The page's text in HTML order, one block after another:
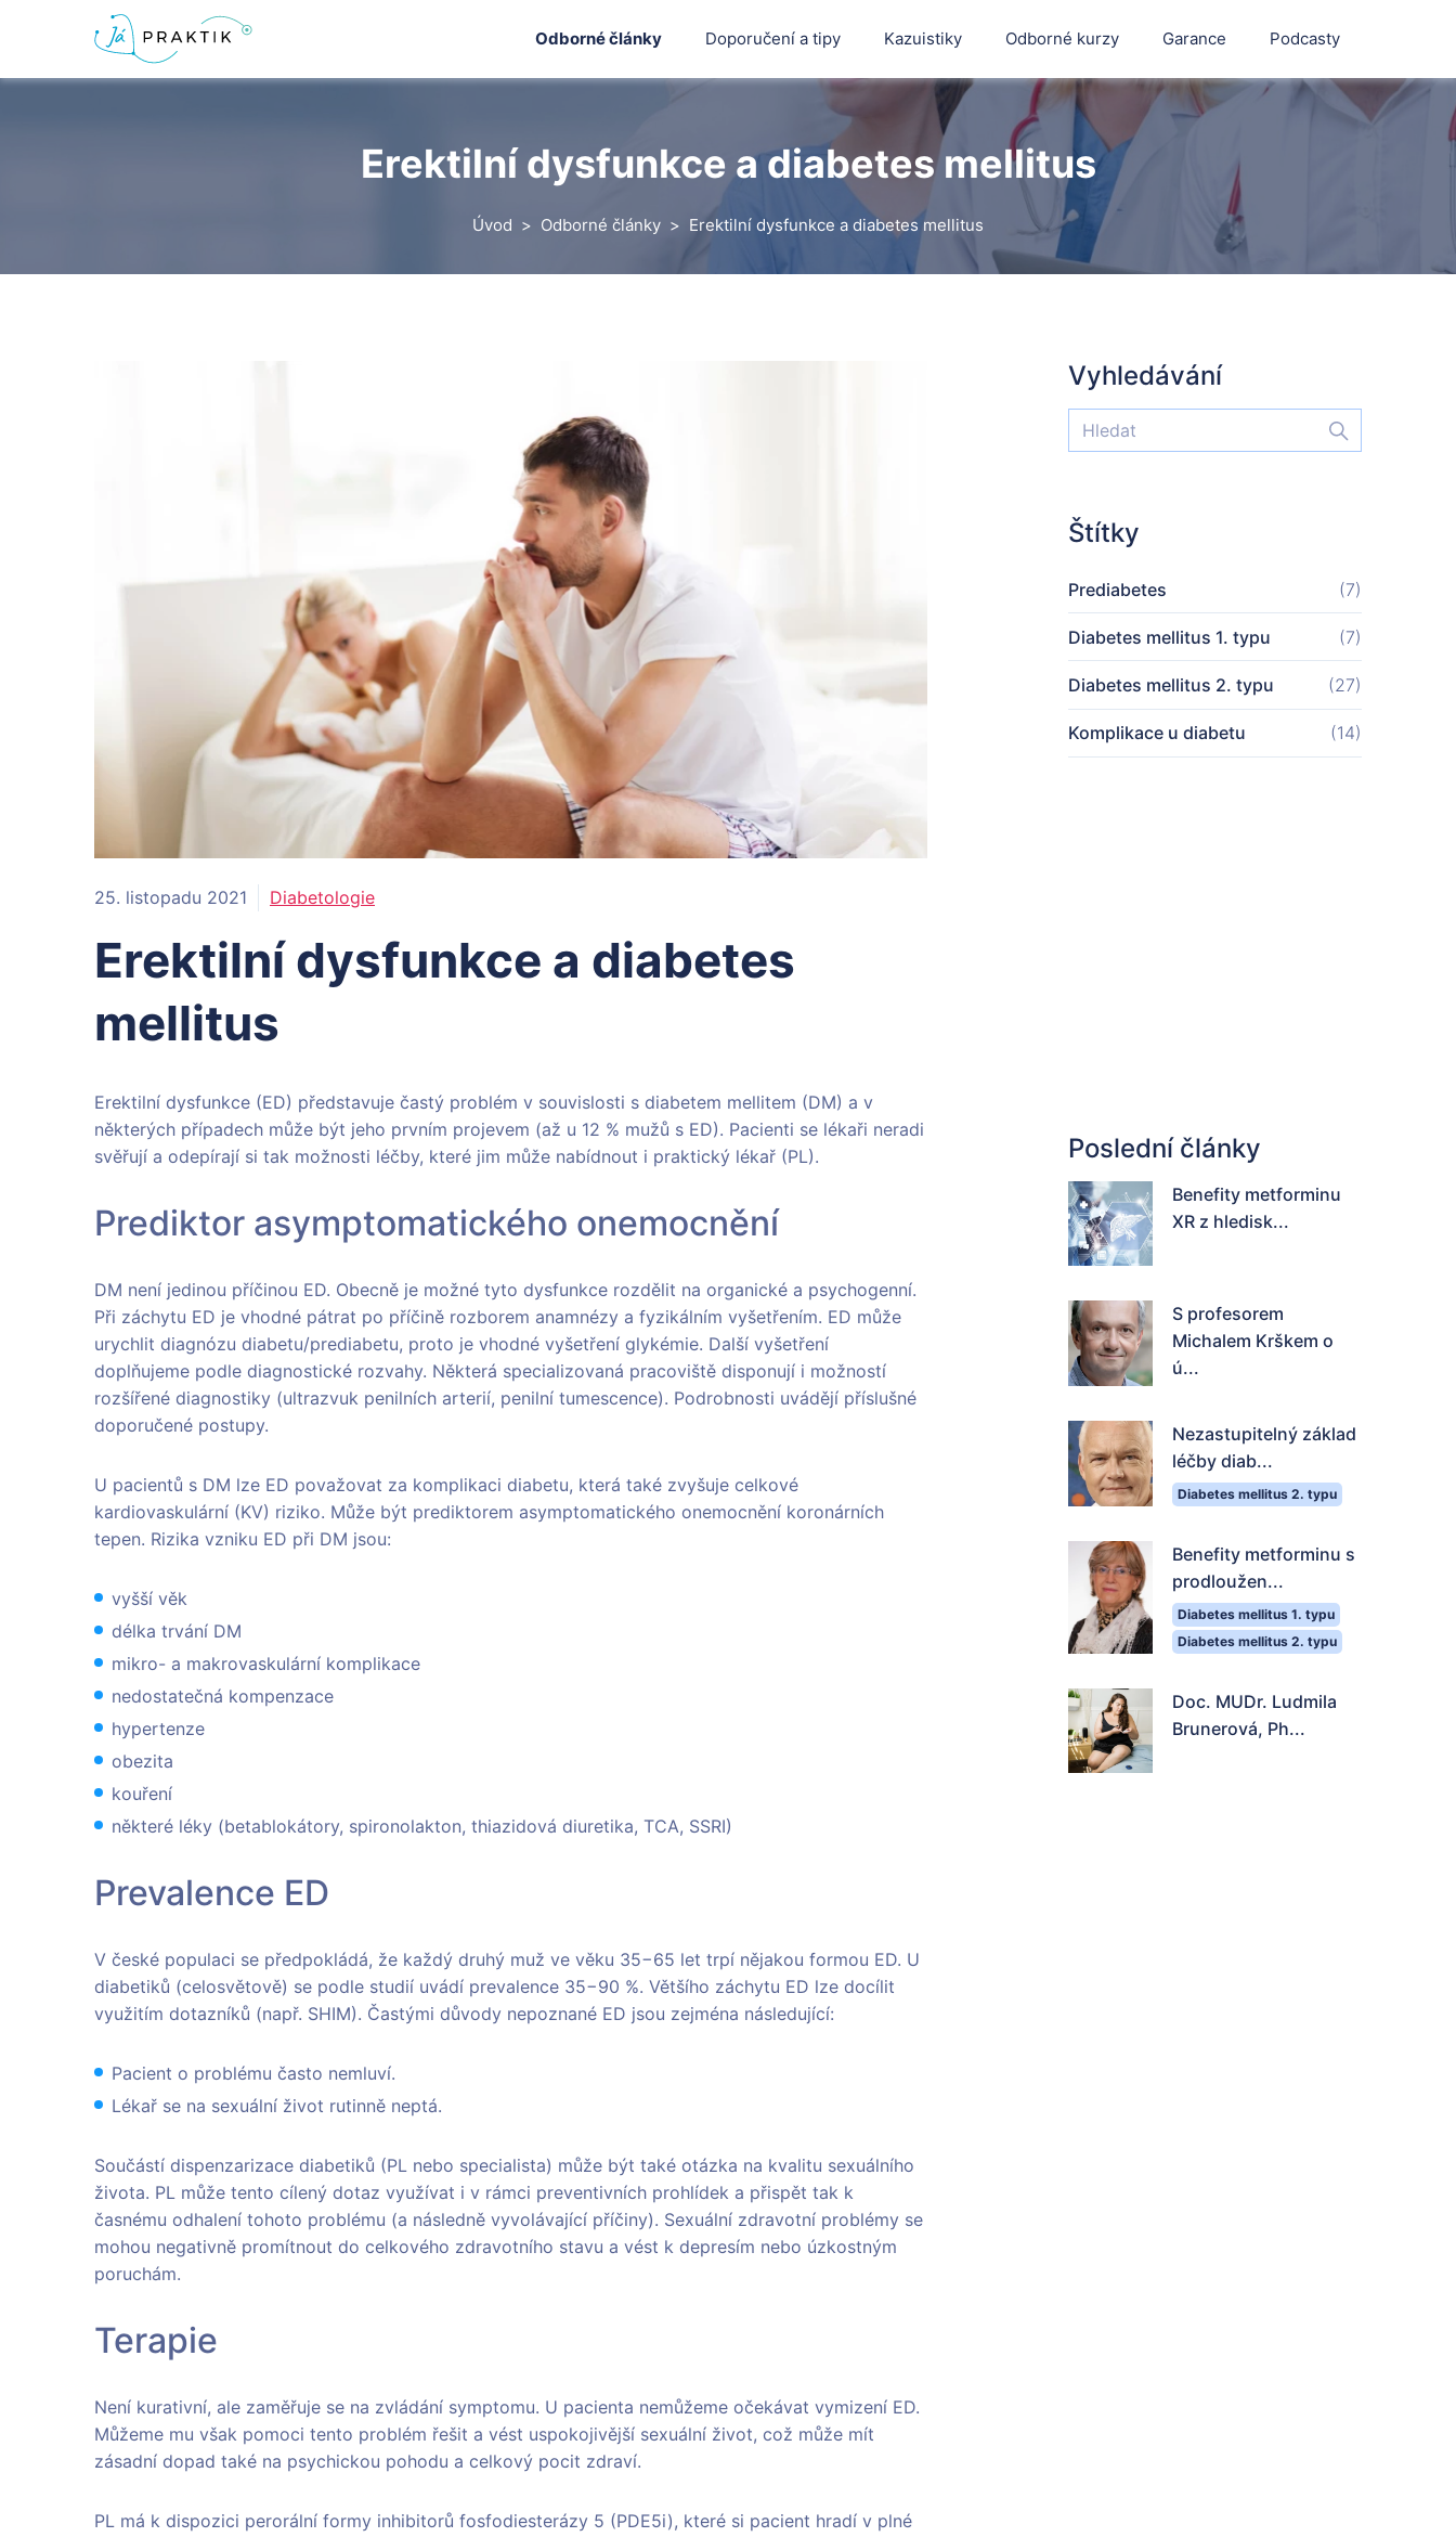
Odborné články Doporučení a tipy Kazuistiky Odborné kurzy Garance Podcasty
Erektilní dysfunkce a diabetes mellitus
Úvod Odborné články Erektilní dysfunkce a diabetes mellitus
25. listopadu 2021 Diabetologie
Erektilní dysfunkce a diabetes
mellitus
Erektilní dysfunkce (ED) představuje častý problém v souvislosti s diabetem mellitem (DM) a v
některých případech může být jeho prvním projevem (až u 12 % mužů s ED). Pacienti se lékaři neradi
svěřují a odepírají si tak možnosti léčby, které jim může nabídnout i praktický lékař (PL).
Prediktor asymptomatického onemocnění
DM není jedinou příčinou ED. Obecně je možné tyto dysfunkce rozdělit na organické a psychogenní.
Při záchytu ED je vhodné pátrat po příčině rozborem anamnézy a fyzikálním vyšetřením. ED může
urychlit diagnózu diabetu/prediabetu, proto je vhodné vyšetření glykémie. Další vyšetření
doplňujeme podle diagnostické rozvahy. Některá specializovaná pracoviště disponují i možností
rozšířené diagnostiky (ultrazvuk penilních arterií, penilní tumescence). Podrobnosti uvádějí příslušné
doporučené postupy.
U pacientů s DM lze ED považovat za komplikaci diabetu, která také zvyšuje celkové
kardiovaskulární (KV) riziko. Může být prediktorem asymptomatického onemocnění koronárních
tepen. Rizika vzniku ED při DM jsou:
vyšší věk
délka trvání DM
mikro- a makrovaskulární komplikace
nedostatečná kompenzace
hypertenze
obezita
kouření
některé léky (betablokátory, spironolakton, thiazidová diuretika, TCA, SSRI)
Prevalence ED
V české populaci se předpokládá, že každý druhý muž ve věku 35−65 let trpí nějakou formou ED. U
diabetiků (celosvětově) se podle studií uvádí prevalence 35−90 %. Většího záchytu ED lze docílit
využitím dotazníků (např. SHIM). Častými důvody nepoznané ED jsou zejména následující:
Pacient o problému často nemluví.
Lékař se na sexuální život rutinně neptá.
Součástí dispenzarizace diabetiků (PL nebo specialista) může být také otázka na kvalitu sexuálního
života. PL může tento cílený dotaz využívat i v rámci preventivních prohlídek a přispět tak k
časnému odhalení tohoto problému (a následně vyvolávající příčiny). Sexuální zdravotní problémy se
mohou negativně promítnout do celkového zdravotního stavu a vést k depresím nebo úzkostným
poruchám.
Terapie
Není kurativní, ale zaměřuje se na zvládání symptomu. U pacienta nemůžeme očekávat vymizení ED.
Můžeme mu však pomoci tento problém řešit a vést uspokojivější sexuální život, což může mít
zásadní dopad také na psychickou pohodu a celkový pocit zdraví.
PL má k dispozici perorální formy inhibitorů fosfodiesterázy 5 (PDE5i), které si pacient hradí v plné
Vyhledávání
Štítky
Prediabetes (7)
Diabetes mellitus 1. typu (7)
Diabetes mellitus 2. typu (27)
Komplikace u diabetu (14)
Poslední články
Benefity metforminu
XR z hledisk...
S profesorem
Michalem Krškem o
ú...
Nezastupitelný základ
léčby diab...
Diabetes mellitus 2. typu
Benefity metforminu s
prodloužen...
Diabetes mellitus 1. typu
Diabetes mellitus 2. typu
Doc. MUDr. Ludmila
Brunerová, Ph...